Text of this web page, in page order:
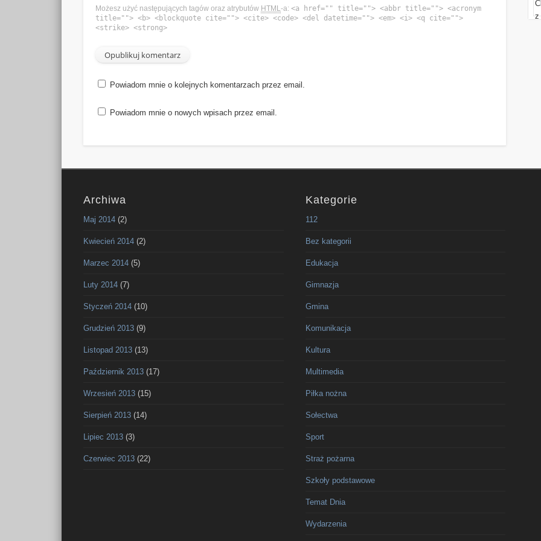
Możesz użyć następujących tagów oraz atrybutów HTML-a:<a href="" title=""> <abbr title=""> <acronym
title=""> <b> <blockquote cite=""> <cite> <code> <del datetime=""> <em> <i> <q cite="">
<strike> <strong>
Powiadom mnie o kolejnych komentarzach przez email.
Powiadom mnie o nowych wpisach przez email.
Archiwa
Maj 2014 (2)
Kwiecień 2014 (2)
Marzec 2014 (5)
Luty 2014 (7)
Styczeń 2014 (10)
Grudzień 2013 (9)
Listopad 2013 (13)
Październik 2013 (17)
Wrzesień 2013 (15)
Sierpień 2013 (14)
Lipiec 2013 (3)
Czerwiec 2013 (22)
Kategorie
112
Bez kategorii
Edukacja
Gimnazja
Gmina
Komunikacja
Kultura
Multimedia
Piłka nożna
Sołectwa
Sport
Straż pożarna
Szkoły podstawowe
Temat Dnia
Wydarzenia